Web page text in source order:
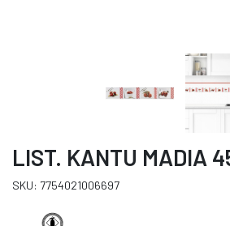
LIST. KANTU MADIA
SKU: 7754021006697